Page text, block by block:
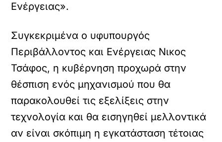
Ενέργειας».
Συγκεκριμένα ο υφυπουργός
Περιβάλλοντος και Ενέργειας Νικος
Τσάφος, η κυβέρνηση προχωρά στην
θέσπιση ενός μηχανισμού που θα
παρακολουθεί τις εξελίξεις στην
τεχνολογία και θα εισηγηθεί μελλοντικά
αν είναι σκόπιμη η εγκατάσταση τέτοιας